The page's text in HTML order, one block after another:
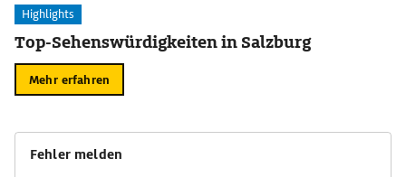
Highlights
Top-Sehenswürdigkeiten in Salzburg
Mehr erfahren
Fehler melden